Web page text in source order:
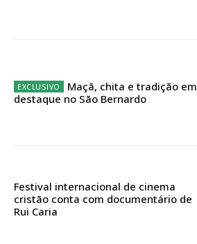
Maçã, chita e tradição em
destaque no São Bernardo
Festival internacional de cinema
cristão conta com documentário de
Rui Caria